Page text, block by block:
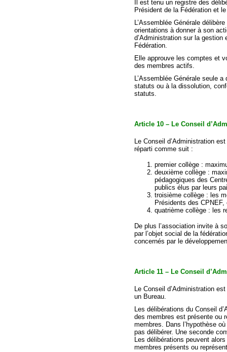
Il est tenu un registre des
Président de la Fédération et
L’Assemblée Générale
orientations à donner à son
d’Administration sur la
Fédération.
Elle approuve les comptes et
des membres actifs.
L’Assemblée Générale seule
statuts ou à la dissolution,
statuts.
Article 10 – Le Conseil
Le Conseil d’Administration
réparti comme suit :
premier collège :
deuxième collège :
pédagogiques des
publics élus par leurs
troisième collège : les
Présidents des
quatrième collège : les
De plus l’association invite à
par l’objet social de la
concernés par le
Article 11 – Le Conseil
Le Conseil d’Administration
un Bureau.
Les délibérations du Conseil
des membres est présente ou
membres. Dans l’hypothèse
pas délibérer. Une seconde
Les délibérations peuvent
membres présents ou